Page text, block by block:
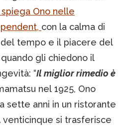
spiega Ono nelle
con la calma di
tempo e il piacere del
gli chiedono il
“Il miglior rimedio è
nel 1925, Ono
sette anni in un ristorante
venticinque si trasferisce